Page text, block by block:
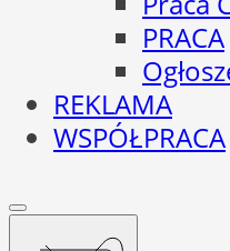
PRACA
REKLAMA
WSPÓŁPRACA